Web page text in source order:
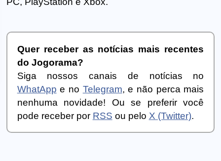
Quer receber as notícias mais recentes
do Jogorama?
Siga nossos canais de notícias no
WhatApp e no Telegram, e não perca mais
nenhuma novidade! Ou se preferir você
pode receber por RSS ou pelo X (Twitter).